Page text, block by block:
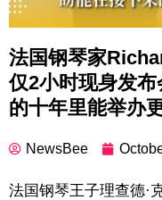
法国钢琴家
仅2小时现身发
的十年里能举办
NewsBee
法国钢琴王子理查德·